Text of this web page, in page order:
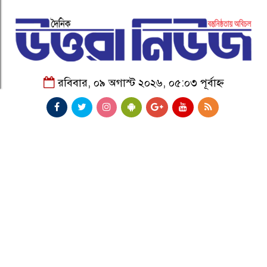
রবিবার, ০৯ অগাস্ট ২০২৬, ০৫:০৩ পূর্বাহ্ন